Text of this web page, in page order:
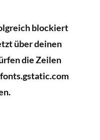
blockiert
über deinen
die Zeilen